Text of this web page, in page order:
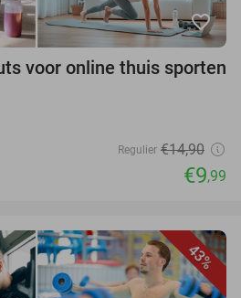
favorite_border
voor online thuis sporten
Regulier €14,90
€9,99
43%